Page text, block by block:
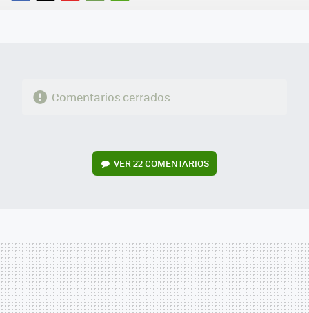
FACEBOOK
TWITTERFLIPBOARD
E-
WHATSAPP
Comentarios cerrados
VER22 COMENTARIOS